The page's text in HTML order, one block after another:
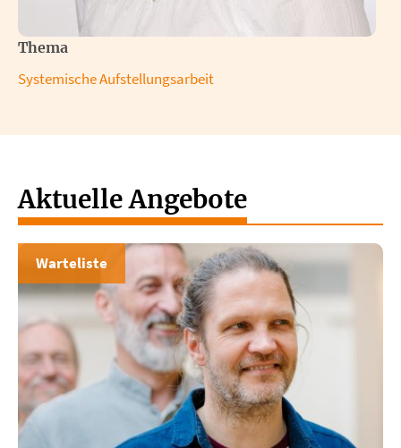
Thema
Systemische Aufstellungsarbeit
Aktuelle Angebote
Warteliste